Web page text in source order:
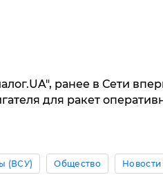
ранее в Сети
для ракет
(ВСУ) Общество